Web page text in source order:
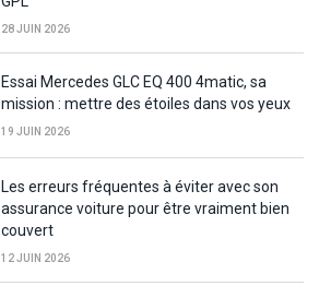
28 JUIN 2026
Essai Mercedes GLC EQ 400 4matic, sa
mission : mettre des étoiles dans vos yeux
19 JUIN 2026
Les erreurs fréquentes à éviter avec son
assurance voiture pour être vraiment bien
couvert
12 JUIN 2026